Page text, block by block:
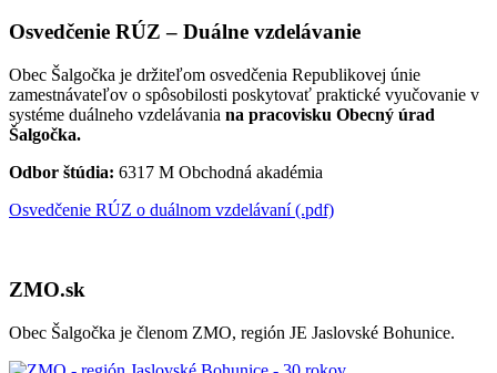
Osvedčenie RÚZ – Duálne vzdelávanie
Obec Šalgočka je držiteľom osvedčenia Republikovej únie
zamestnávateľov o spôsobilosti poskytovať praktické vyučovanie v
systéme duálneho vzdelávania na pracovisku Obecný úrad
Šalgočka.
Odbor štúdia: 6317 M Obchodná akadémia
Osvedčenie RÚZ o duálnom vzdelávaní (.pdf)
ZMO.sk
Obec Šalgočka je členom ZMO, región JE Jaslovské Bohunice.